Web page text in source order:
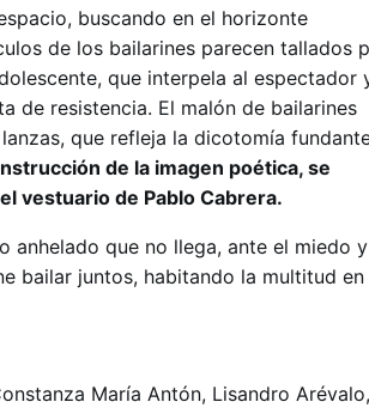
buscando en el horizonte
de los bailarines parecen tallados
que interpela al espectador
de resistencia. El malón de bailarines
que refleja la dicotomía
de la imagen poética, se
vestuario de Pablo Cabrera.
anhelado que no llega, ante el miedo
bailar juntos, habitando la multitud en
María Antón, Lisandro Arévalo,